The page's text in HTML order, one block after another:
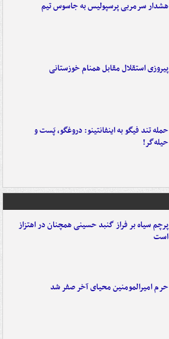
هشدار سرمربی پرسپولیس به جاسوس تیم
پیروزی استقلال مقابل همنام خوزستانی
حمله تند فیگو به اینفانتینو: دروغگو، پَست‌ و
حیله‌گر!
پرچم سیاه بر فراز گنبد حسینی همچنان در اهتزاز
است
حرم امیرالمومنین محیای آخر صفر شد